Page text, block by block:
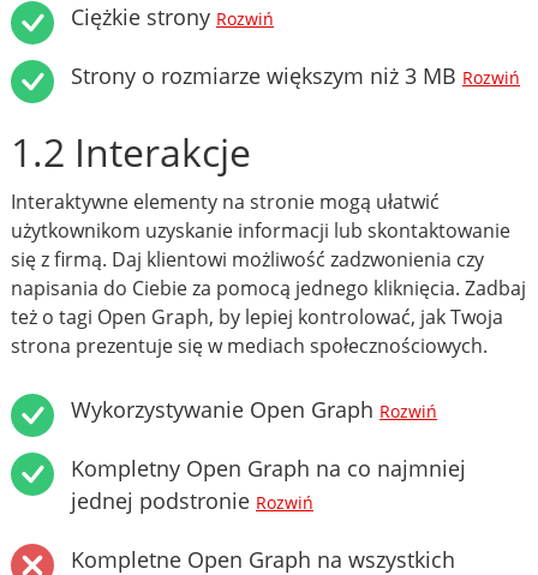
Ciężkie strony Rozwiń
Strony o rozmiarze większym niż 3 MB Rozwiń
1.2 Interakcje
Interaktywne elementy na stronie mogą ułatwić
użytkownikom uzyskanie informacji lub skontaktowanie
się z firmą. Daj klientowi możliwość zadzwonienia czy
napisania do Ciebie za pomocą jednego kliknięcia. Zadbaj
też o tagi Open Graph, by lepiej kontrolować, jak Twoja
strona prezentuje się w mediach społecznościowych.
Wykorzystywanie Open Graph Rozwiń
Kompletny Open Graph na co najmniej
jednej podstronie Rozwiń
Kompletne Open Graph na wszystkich